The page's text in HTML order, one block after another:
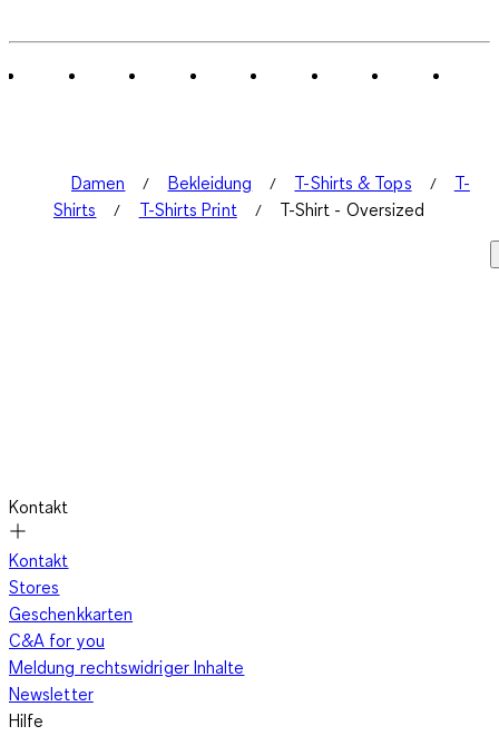
Damen Bekleidung T-Shirts & Tops
T-
Shirts
T-Shirts Print T-Shirt - Oversized
Kontakt
Kontakt
Stores
Geschenkkarten
C&A for you
Meldung rechtswidriger Inhalte
Newsletter
Hilfe